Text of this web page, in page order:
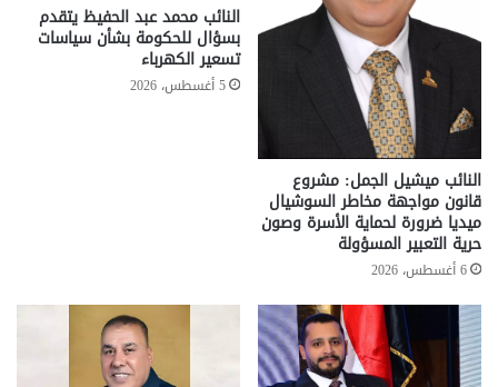
النائب ميشيل الجمل: مشروع
قانون مواجهة مخاطر السوشيال
ميديا ضرورة لحماية الأسرة وصون
حرية التعبير المسؤولة
6 أغسطس، 2026
النائب محمد عبد الحفيظ يتقدم
بسؤال للحكومة بشأن سياسات
تسعير الكهرباء
5 أغسطس، 2026